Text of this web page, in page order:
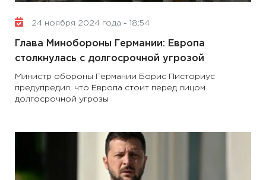
24 ноября 2024 года - 18:54
Глава Минобороны Германии: Европа
столкнулась с долгосрочной угрозой
Министр обороны Германии Борис Писториус
предупредил, что Европа стоит перед лицом
долгосрочной угрозы